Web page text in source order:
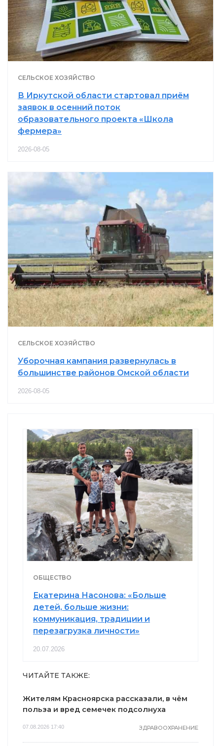
СЕЛЬСКОЕ ХОЗЯЙСТВО
В Иркутской области стартовал приём
заявок в осенний поток
образовательного проекта «Школа
фермера»
2026-08-05
СЕЛЬСКОЕ ХОЗЯЙСТВО
Уборочная кампания развернулась в
большинстве районов Омской области
2026-08-05
ОБЩЕСТВО
Екатерина Насонова: «Больше
детей, больше жизни:
коммуникация, традиции и
перезагрузка личности»
20.07.2026
ЧИТАЙТЕ ТАКЖЕ:
Жителям Красноярска рассказали, в чём
польза и вред семечек подсолнуха
07.08.2026 17:40 ЗДРАВООХРАНЕНИЕ